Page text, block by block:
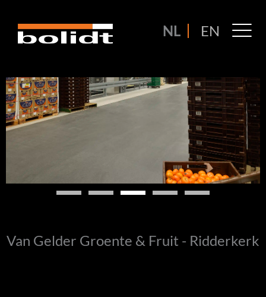
inhoud
NL EN
Van Gelder Groente & Fruit - Ridderkerk